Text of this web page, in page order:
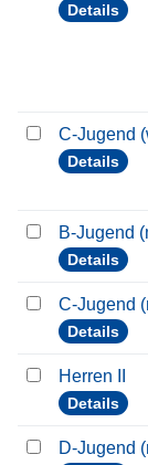
Details
C-Jugend
Details
B-Jugend
Details
C-Jugend
Details
Herren II
Details
D-Jugend